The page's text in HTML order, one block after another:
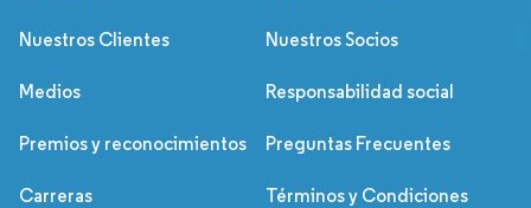
Nuestros Clientes Nuestros Socios
Medios Responsabilidad social
Premios y reconocimientos Preguntas Frecuentes
Carreras Términos y Condiciones